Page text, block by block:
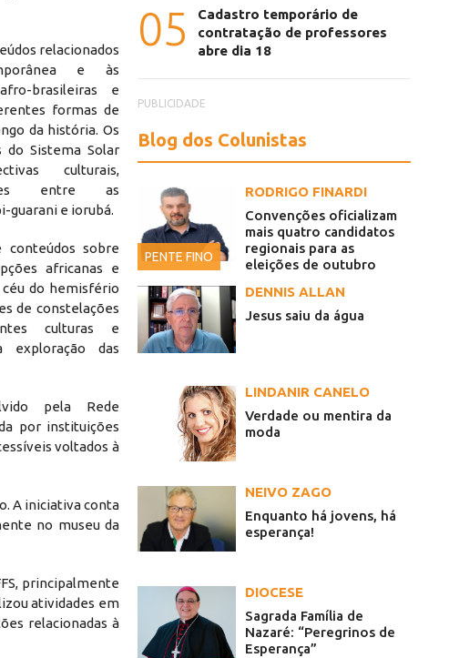
relacionados
e às
brasileiras e
formas de
da história. Os
do Sistema Solar
culturais,
entre as
guarani e iorubá.
sobre
africanas e
do hemisfério
de constelações
culturas e
das
pela Rede
por instituições
voltados à
A iniciativa conta
no museu da
principalmente
atividades em
relacionadas à
05
Cadastro temporário de
contratação de professores
abre dia 18
PUBLICIDADE
Blog dos Colunistas
PENTE FINO
RODRIGO FINARDI
Convenções oficializam
mais quatro candidatos
regionais para as
eleições de outubro
DENNIS ALLAN
Jesus saiu da água
LINDANIR CANELO
Verdade ou mentira da
moda
NEIVO ZAGO
Enquanto há jovens, há
esperança!
DIOCESE
Sagrada Família de
Nazaré: “Peregrinos de
Esperança”